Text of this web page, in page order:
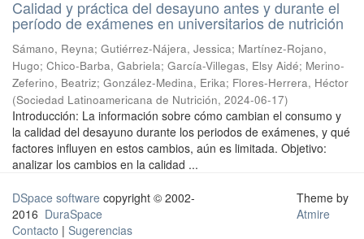
Calidad y práctica del desayuno antes y durante el
período de exámenes en universitarios de nutrición
Sámano, Reyna; Gutiérrez-Nájera, Jessica; Martínez-Rojano,
Hugo; Chico-Barba, Gabriela; García-Villegas, Elsy Aidé; Merino-
Zeferino, Beatriz; González-Medina, Erika; Flores-Herrera, Héctor
(Sociedad Latinoamericana de Nutrición, 2024-06-17)
Introducción: La información sobre cómo cambian el consumo y
la calidad del desayuno durante los periodos de exámenes, y qué
factores influyen en estos cambios, aún es limitada. Objetivo:
analizar los cambios en la calidad ...
DSpace software copyright © 2002-
2016 DuraSpace
Contacto | Sugerencias
Theme by
Atmire